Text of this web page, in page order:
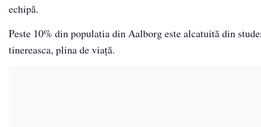
echipă.
Peste 10% din populatia din Aalborg este alcatuită din
tinereasca, plina de viaţă.